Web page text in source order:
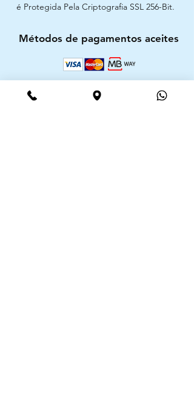
é Protegida Pela Criptografia SSL 256-Bit.
Métodos de pagamentos aceites
CIMAAL - Centro de Arbitragem de